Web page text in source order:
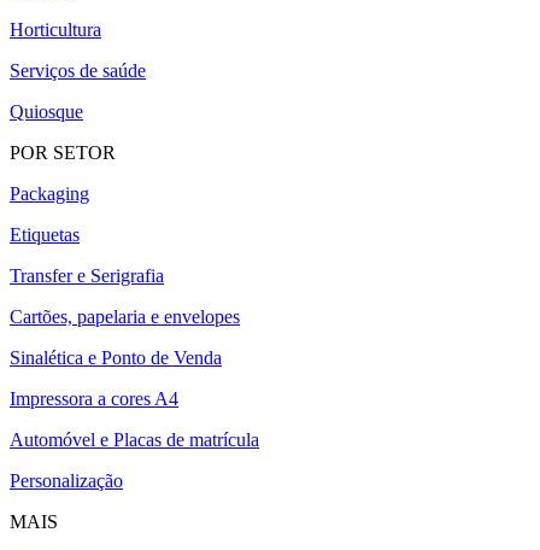
Horticultura
Serviços de saúde
Quiosque
POR SETOR
Packaging
Etiquetas
Transfer e Serigrafia
Cartões, papelaria e envelopes
Sinalética e Ponto de Venda
Impressora a cores A4
Automóvel e Placas de matrícula
Personalização
MAIS